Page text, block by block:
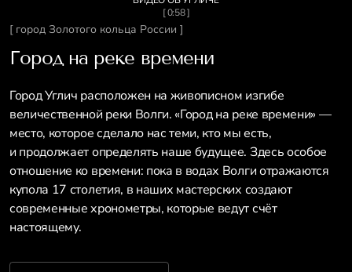
[ 0:58 ]
[ город Золотого кольца России ]
Город на реке времени
Город Углич расположен на живописном изгибе
величественной реки Волги. «Город на реке времени» —
место, которое сделало нас теми, кто мы есть,
и продолжает определять наше будущее. Здесь особое
отношение ко времени: пока в водах Волги отражаются
купола 17 столетия, в наших мастерских создают
современные хронометры, которые ведут счёт
настоящему.